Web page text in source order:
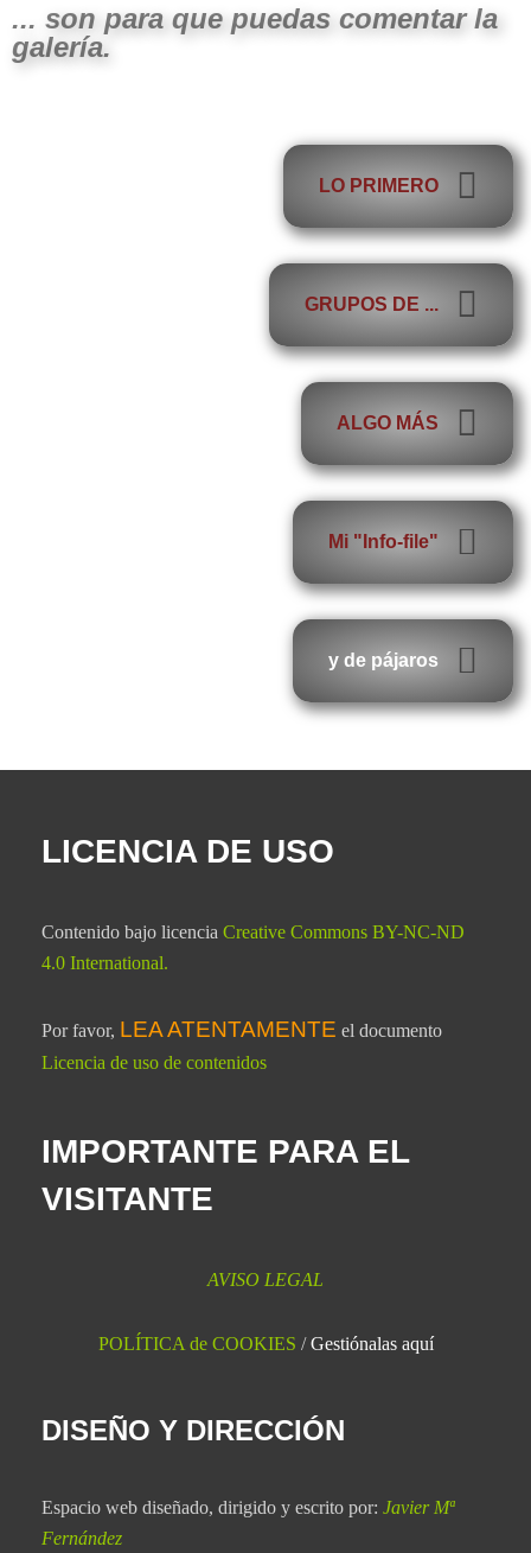
... son para que puedas comentar la
galería.
LO PRIMERO
GRUPOS DE ...
ALGO MÁS
Mi "Info-file"
y de pájaros
LICENCIA DE USO
Contenido bajo licencia Creative Commons BY-NC-ND
4.0 International.
Por favor, LEA ATENTAMENTE el documento
Licencia de uso de contenidos
IMPORTANTE PARA EL
VISITANTE
AVISO LEGAL
POLÍTICA de COOKIES /Gestiónalas aquí
DISEÑO Y DIRECCIÓN
Espacio web diseñado, dirigido y escrito por: Javier Mª
Fernández